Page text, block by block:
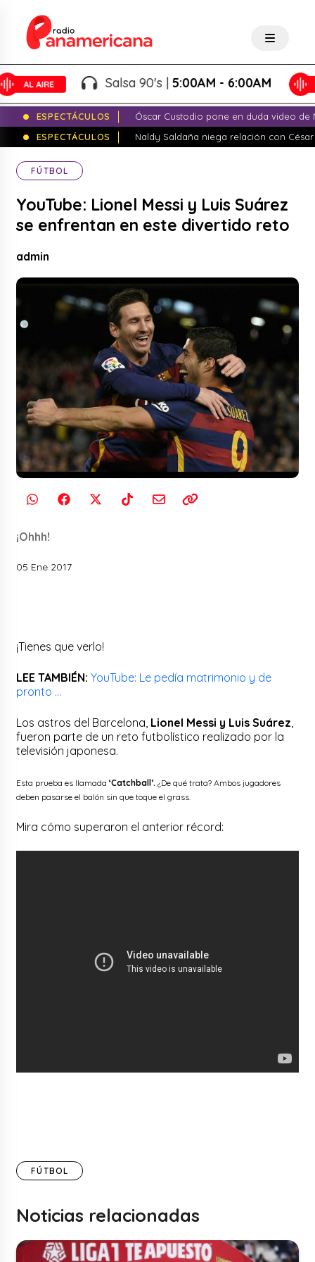
Salsa 90's |5:00AM - 6:00AM
ESPECTÁCULOS
Óscar Custodio pone en duda video de
ESPECTÁCULOS
Naldy Saldaña niega relación con
FÚTBOL
YouTube: Lionel Messi y Luis Suárez
se enfrentan en este divertido reto
admin
¡Ohhh!
05 Ene 2017
¡Tienes que verlo!
LEE TAMBIÉN: YouTube: Le pedía matrimonio y de
pronto …
Los astros del Barcelona, Lionel Messi y Luis Suárez
fueron parte de un reto futbolístico realizado por la
televisión japonesa.
Esta prueba es llamada‘Catchball’.¿De qué trata? Ambos jugadores
deben pasarse el balón sin que toque el grass.
Mira cómo superaron el anterior récord:
FÚTBOL
Noticias relacionadas